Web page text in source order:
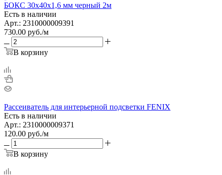
БОКС 30х40х1,6 мм черный 2м
Есть в наличии
Арт.: 2310000009391
730.00 руб./м
В корзину
Рассеиватель для интерьерной подсветки FENIX
Есть в наличии
Арт.: 2310000009371
120.00 руб./м
В корзину